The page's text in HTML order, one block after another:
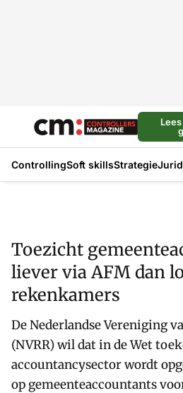
ControllingSoft skillsStrategie
Toezicht
liever via AFM dan
rekenkamers
De Nederlandse Vereniging
(NVRR) wil dat in de Wet
accountancysector wordt
op gemeenteaccountants